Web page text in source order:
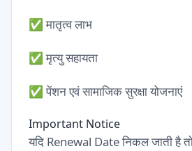
✅ मातृत्व लाभ
✅ मृत्यु सहायता
✅ पेंशन एवं सामाजिक सुरक्षा योजनाएं
Important Notice
यदि Renewal Date निकल जाती है